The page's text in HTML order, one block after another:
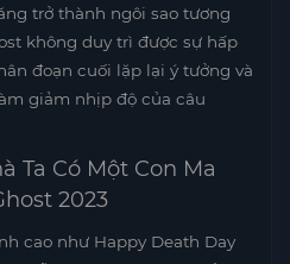
trở thành ngôi sao tương
không duy trì được sự hấp
đoạn cuối lặp lại ý tưởng và
giảm nhịp độ của câu
Ta Có Một Con Ma
2023
cao như Happy Death Day